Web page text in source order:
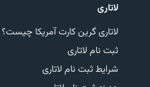
لاتاری
لاتاری گرین کارت آمریکا چیست؟
ثبت نام لاتاری
شرایط ثبت نام لاتاری